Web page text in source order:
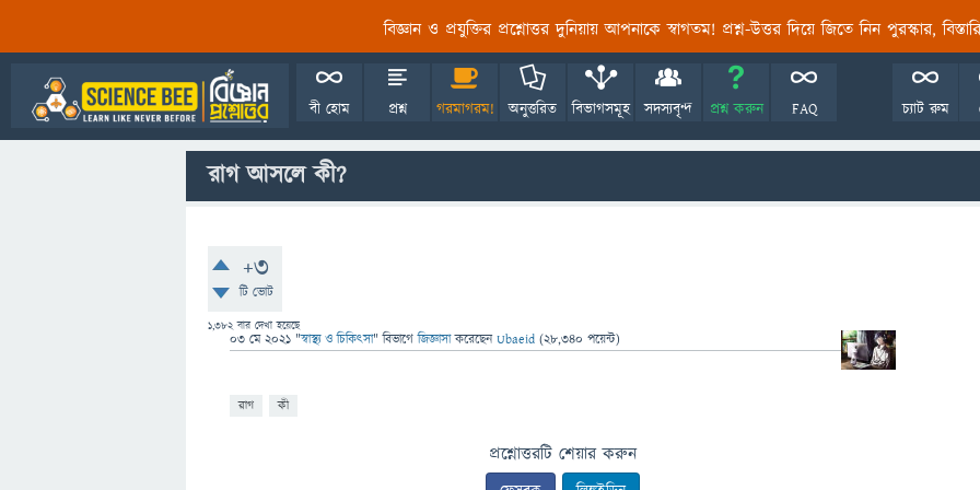
বিজ্ঞান ও প্রযুক্তির প্রশ্নোত্তর দুনিয়ায় আপনাকে স্বাগতম! প্রশ্ন-উত্তর দিয়ে জিতে নিন পুরস্কার,
বী হোম প্রশ্ন গরমাগরম! অনুত্তরিত বিভাগসমূহ সদস্যবৃন্দ প্রশ্ন করুন FAQ চ্যাট রুম
রাগ আসলে কী?
+3
টি ভোট
1,382বার দেখা হয়েছে
03 মে 2021 "স্বাস্থ্য ও চিকিৎসা" বিভাগে জিজ্ঞাসাকরেছেনUbaeid (28,340 পয়েন্ট)
রাগ কী
প্রশ্নোত্তরটি শেয়ার করুন